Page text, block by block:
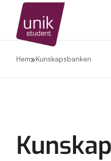
Hem»Kunskapsbanken